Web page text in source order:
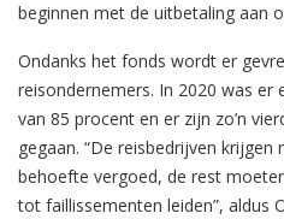
beginnen met de uitbetaling aan
Ondanks het fonds wordt er
reisondernemers. In 2020 was er
van 85 procent en er zijn zo’n
gegaan. “De reisbedrijven
behoefte vergoed, de rest
tot faillissementen leiden”, aldus